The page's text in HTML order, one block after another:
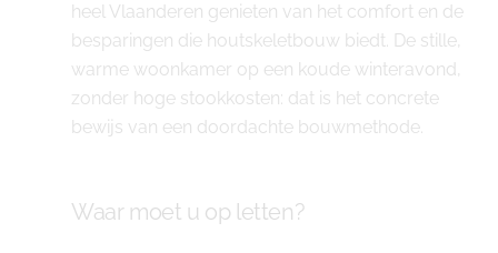
heel Vlaanderen genieten van het comfort en de
besparingen die houtskeletbouw biedt. De stille,
warme woonkamer op een koude winteravond,
zonder hoge stookkosten: dat is het concrete
bewijs van een doordachte bouwmethode.
Waar moet u op letten?